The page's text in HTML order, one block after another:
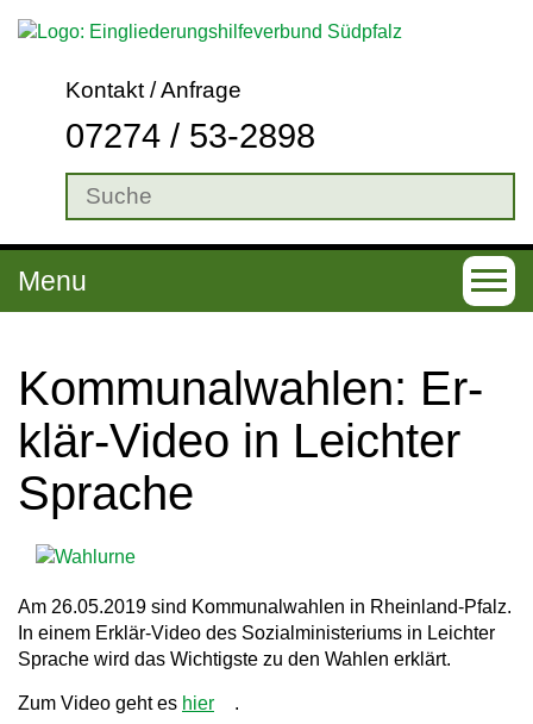
Kontakt / Anfrage
07274 / 53-2898
T
o
v
i
Menu
Kom­mu­nal­wah­len: Er­
klär-Video in Leich­ter
Spra­che
Am 26.05.2019 sind Kommunalwahlen in Rheinland-Pfalz.
In einem Erklär-Video des Sozialministeriums in Leichter
Sprache wird das Wichtigste zu den Wahlen erklärt.
Zum Video geht es hier .